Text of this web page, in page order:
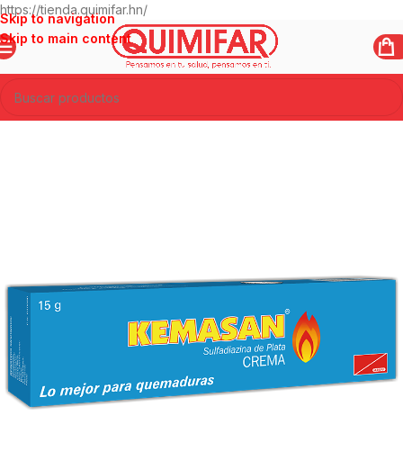
https://tienda.quimifar.hn/
Skip to navigation
Skip to main content